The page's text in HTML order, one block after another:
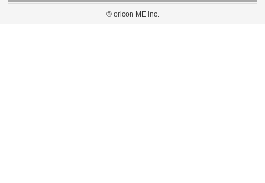
弊社の見解・ 意見ではないことをご理解いただいた上でご覧ください。
このサイトでは Cookie を使用して、ユーザーに合わせたコンテンツや広告の表示、ソー
© oricon ME inc.